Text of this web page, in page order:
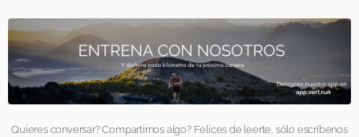
Quieres conversar? Compartirnos algo? Felices de leerte, sólo escríbenos